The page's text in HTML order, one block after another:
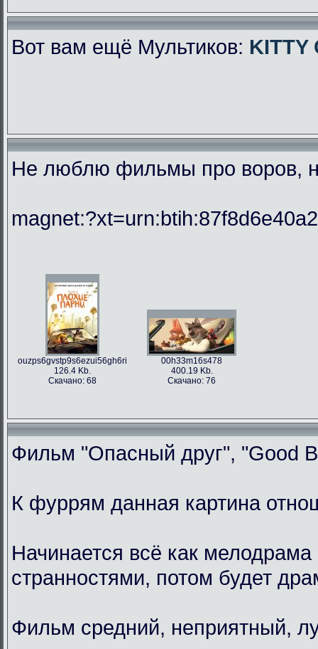
Вот вам ещё Мультиков: KITTY
Не люблю фильмы про воров,
ouzps6gvstp9s6ezui56gh6ri
126.4 Kb.
Скачано: 68
00h33m16s478
400.19 Kb.
Скачано: 76
Фильм "Опасный друг", "Good
К фуррям данная картина
Начинается всё как
странностями, потом будет
Фильм средний, неприятный,